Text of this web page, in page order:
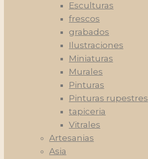
Esculturas
frescos
grabados
Ilustraciones
Miniaturas
Murales
Pinturas
Pinturas rupestres
tapiceria
Vitrales
Artesanias
Asia